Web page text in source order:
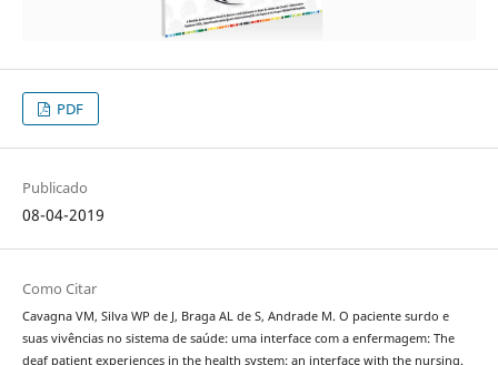
PDF
Publicado
08-04-2019
Como Citar
Cavagna VM, Silva WP de J, Braga AL de S, Andrade M. O paciente surdo e
suas vivências no sistema de saúde: uma interface com a enfermagem: The
deaf patient experiences in the health system: an interface with the nursing.